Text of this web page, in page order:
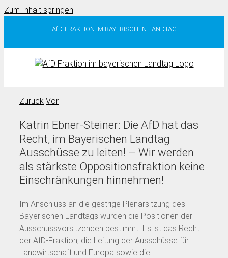
Zum Inhalt springen
AfD-FRAKTION IM BAYERISCHEN LANDTAG
Zurück Vor
Katrin Ebner-Steiner: Die AfD hat das
Recht, im Bayerischen Landtag
Ausschüsse zu leiten! – Wir werden
als stärkste Oppositionsfraktion keine
Einschränkungen hinnehmen!
Im Anschluss an die gestrige Plenarsitzung des
Bayerischen Landtags wurden die Positionen der
Ausschussvorsitzenden bestimmt. Es ist das Recht
der AfD-Fraktion, die Leitung der Ausschüsse für
Landwirtschaft und Europa sowie die